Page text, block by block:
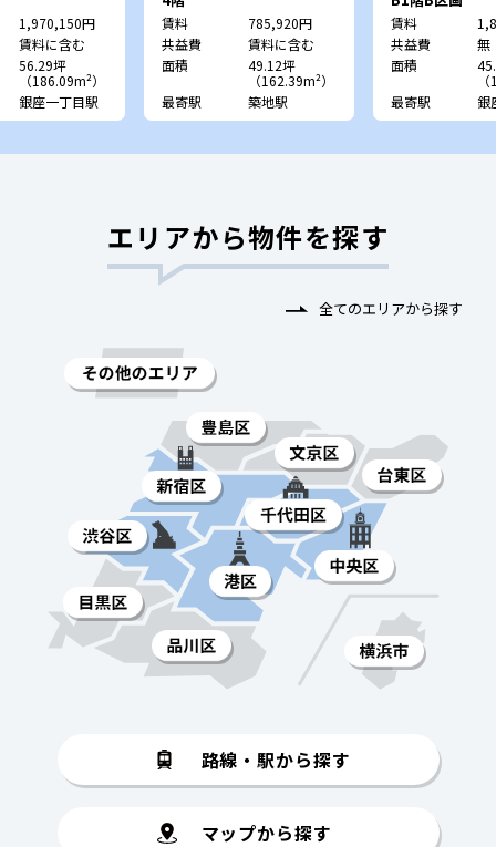
1,970,150円
賃料に含む
56.29坪
（186.09m²）
銀座一丁目駅
賃料
785,920円
共益費
賃料に含む
面積
49.12坪
（162.39m²）
最寄駅
築地駅
賃料
共益費
無
面積
最寄駅
銀
エリアから物件を探す
全てのエリアから探す
路線・駅から探す
マップから探す